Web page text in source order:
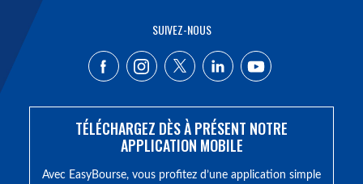
SUIVEZ-NOUS
TÉLÉCHARGEZ DÈS À PRÉSENT NOTRE
APPLICATION MOBILE
Avec EasyBourse, vous profitez d’une application simple